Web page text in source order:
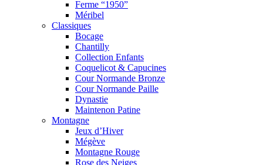
Ferme “1950”
Méribel
Classiques
Bocage
Chantilly
Collection Enfants
Coquelicot & Capucines
Cour Normande Bronze
Cour Normande Paille
Dynastie
Maintenon Patine
Montagne
Jeux d’Hiver
Mégève
Montagne Rouge
Rose des Neiges